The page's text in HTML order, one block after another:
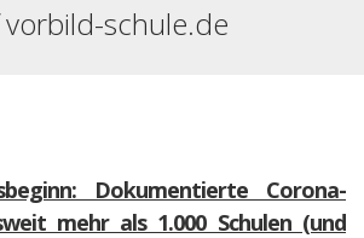
schule.de
Dokumentierte Corona-
mehr als 1.000 Schulen (und